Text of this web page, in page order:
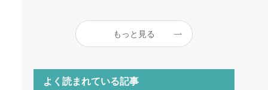
もっと見る
よく読まれている記事